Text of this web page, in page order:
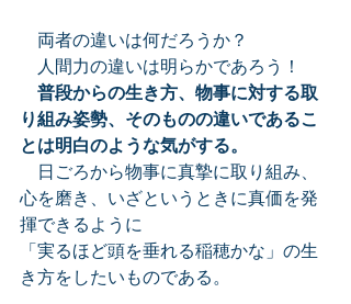
両者の違いは何だろうか？
人間力の違いは明らかであろう！
普段からの生き方、物事に対する取
り組み姿勢、そのものの違いであるこ
とは明白のような気がする。
日ごろから物事に真摯に取り組み、
心を磨き、いざというときに真価を発
揮できるように
「実るほど頭を垂れる稲穂かな」の生
き方をしたいものである。